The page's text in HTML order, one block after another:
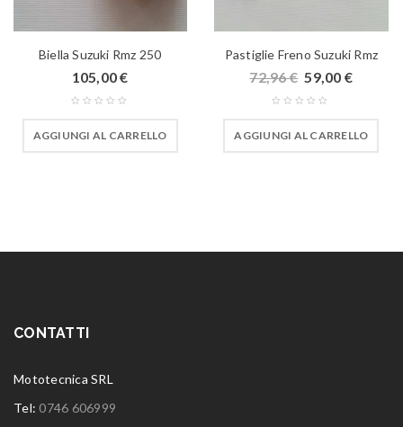
Biella Suzuki Rmz 250
105,00€
AGGIUNGI AL CARRELLO
Pastiglie Freno Suzuki Rmz
72,96€ 59,00 €
AGGIUNGI AL CARRELLO
CONTATTI
Mototecnica SRL
Tel:0746 606999